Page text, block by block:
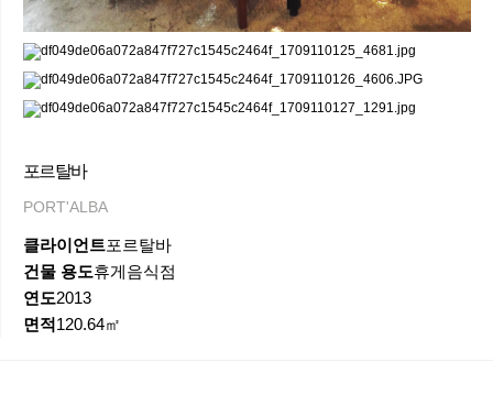
포르탈바
PORT'ALBA
클라이언트포르탈바
건물 용도휴게음식점
연도2013
면적120.64㎡